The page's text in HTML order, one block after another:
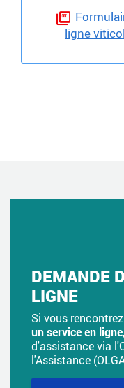
ligne
DEMANDE
LIGNE
Si vous
un service en ligne
d'assistance via
l'Assistance